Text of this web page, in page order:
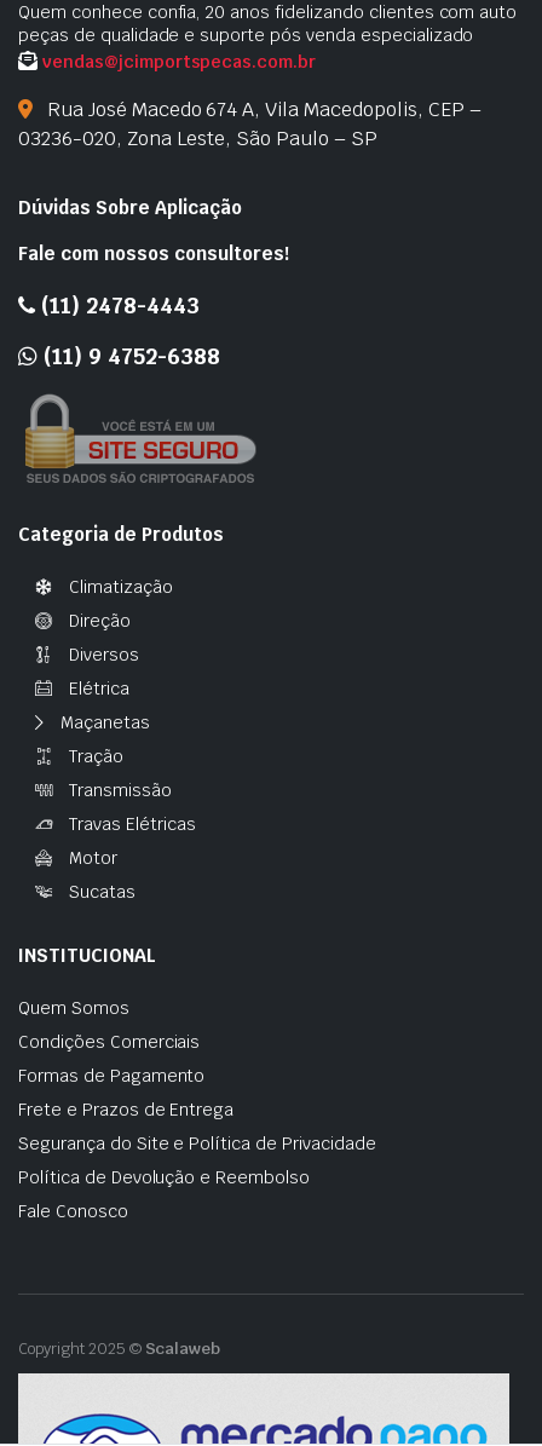
Quem conhece confia, 20 anos fidelizando clientes com auto
peças de qualidade e suporte pós venda especializado
vendas@jcimportspecas.com.br
Rua José Macedo 674 A, Vila Macedopolis, CEP –
03236-020, Zona Leste, São Paulo – SP
Dúvidas Sobre Aplicação
Fale com nossos consultores!
(11) 2478-4443
(11) 9 4752-6388
Categoria de Produtos
Climatização
Direção
Diversos
Elétrica
Maçanetas
Tração
Transmissão
Travas Elétricas
Motor
Sucatas
INSTITUCIONAL
Quem Somos
Condições Comerciais
Formas de Pagamento
Frete e Prazos de Entrega
Segurança do Site e Política de Privacidade
Política de Devolução e Reembolso
Fale Conosco
Copyright 2025 © Scalaweb